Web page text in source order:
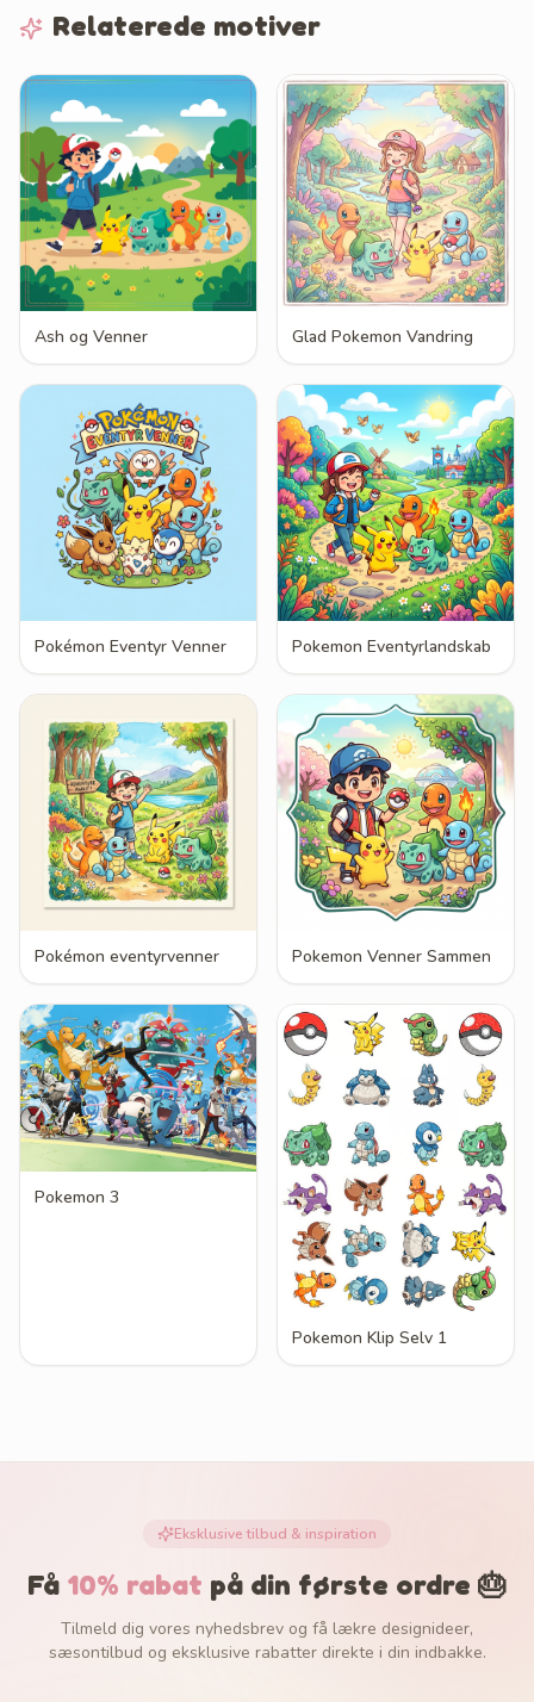
Relaterede motiver
Ash og Venner Glad Pokemon Vandring
Pokémon Eventyr Venner Pokemon Eventyrlandskab
Pokémon eventyrvenner Pokemon Venner Sammen
Pokemon 3
Pokemon Klip Selv 1
Eksklusive tilbud & inspiration
Få 10% rabat på din første ordre 🎂
Tilmeld dig vores nyhedsbrev og få lækre designideer,
sæsontilbud og eksklusive rabatter direkte i din indbakke.